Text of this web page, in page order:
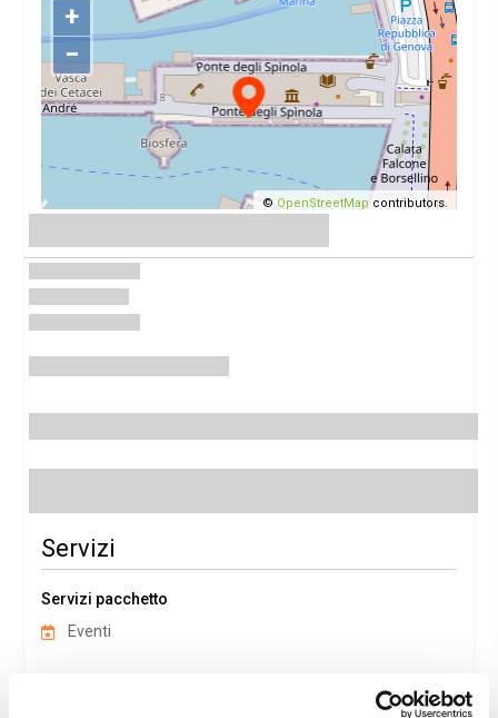
+
−
© OpenStreetMap contributors.
Servizi
Servizi pacchetto
Eventi